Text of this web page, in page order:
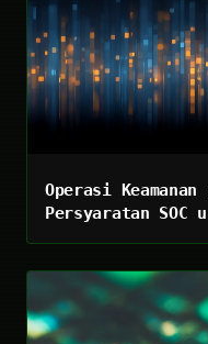
Operasi
Persyaratan SOC